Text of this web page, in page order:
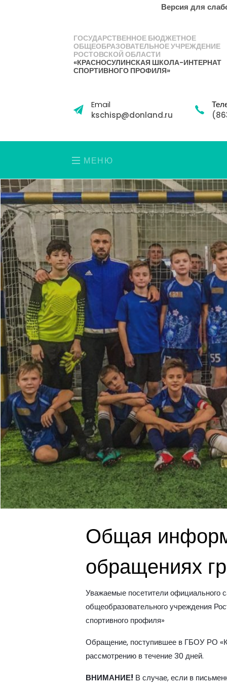
Версия для
ГОСУДАРСТВЕННОЕ БЮДЖЕТНОЕ
ОБЩЕОБРАЗОВАТЕЛЬНОЕ УЧРЕЖДЕНИЕ
РОСТОВСКОЙ ОБЛАСТИ
«КРАСНОСУЛИНСКАЯ ШКОЛА-ИНТЕРНАТ
СПОРТИВНОГО ПРОФИЛЯ»
Email
kschisp@donland.ru
МЕНЮ
Общая
обращениях
Уважаемые посетители официального
общеобразовательного учреждения
спортивного профиля»
Обращение, поступившее в ГБОУ РО
рассмотрению в течение 30 дней.
ВНИМАНИЕ! В случае, если в